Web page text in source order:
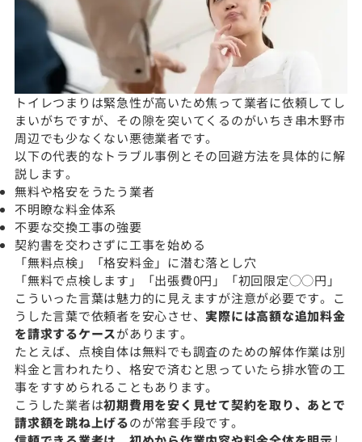
トイレつまりは緊急性が高いため焦って業者に依頼してし
まいがちですが、その隙を突いてくるのがいちき串木野市
周辺でも少なくない悪徳業者です。
以下の代表的なトラブル事例とその回避方法を具体的に解
説します。
無料や格安をうたう業者
不明瞭な料金体系
不要な交換工事の強要
契約書を交わさずに工事を始める
「無料点検」「格安料金」に潜む落とし穴
「無料で点検します」「出張費0円」「初回限定◯◯円」
こういった言葉は魅力的に見えますが注意が必要です。こ
うした言葉で依頼者を安心させ、 実際には高額な追加料金
を請求するケースがあります。
たとえば、点検自体は無料でも調査のための解体作業は別
料金と言われたり、格安で済むと思っていたら排水管の工
事をすすめられることもあります。
こうした業者は初期費用を安く見せて契約を取り、あとで
請求額を跳ね上げるのが常套手段です。